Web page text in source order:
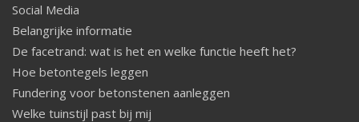
Social Media
Belangrijke informatie
De facetrand: wat is het en welke functie heeft het?
Hoe betontegels leggen
Fundering voor betonstenen aanleggen
Welke tuinstijl past bij mij